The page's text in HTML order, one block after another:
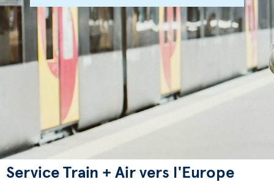
Service Train + Air vers l'Europe